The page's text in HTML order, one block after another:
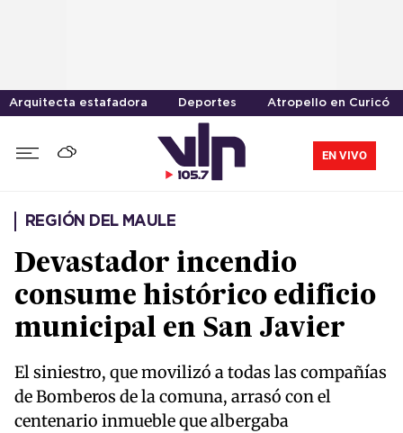
Arquitecta estafadora Deportes Atropello en Curicó
EN VIVO
REGIÓN DEL MAULE
Devastador incendio
consume histórico edificio
municipal en San Javier
El siniestro, que movilizó a todas las compañías
de Bomberos de la comuna, arrasó con el
centenario inmueble que albergaba